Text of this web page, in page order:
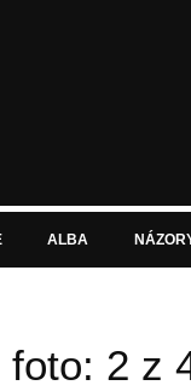
ALBA
foto: 2 z